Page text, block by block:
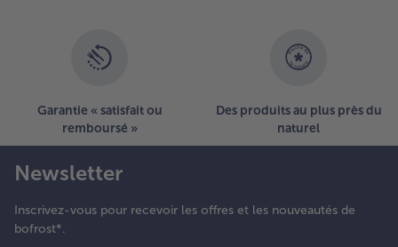
Garantie « satisfait ou
remboursé »
Des produits au plus près du
naturel
Newsletter
Inscrivez-vous pour recevoir les offres et les nouveautés de
bofrost*.